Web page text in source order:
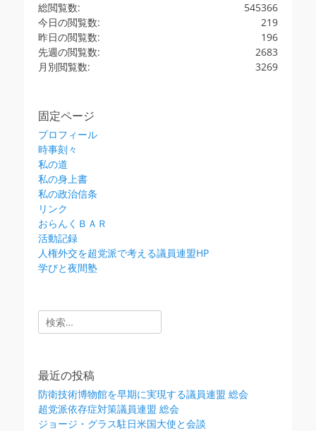
545366
総閲覧数:
219
今日の閲覧数:
196
昨日の閲覧数:
2683
先週の閲覧数:
3269
月別閲覧数:
固定ページ
プロフィール
時事刻々
私の道
私の身上書
私の政治信条
リンク
おらんくＢＡＲ
活動記録
人権外交を超党派で考える議員連盟HP
学びと夜間塾
検
索:
最近の投稿
防衛技術博物館を早期に実現する議員連盟 総会
超党派依存症対策議員連盟 総会
ジョージ・グラス駐日米国大使と会談